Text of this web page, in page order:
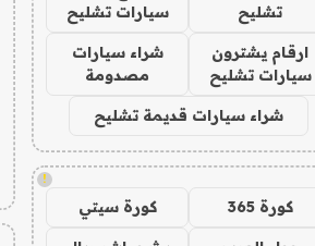
تشليح
سيارات تشليح
ارقام يشترون
سيارات تشليح
شراء سيارات
مصدومة
شراء سيارات قديمة تشليح
!
كورة 365 كورة سيتي